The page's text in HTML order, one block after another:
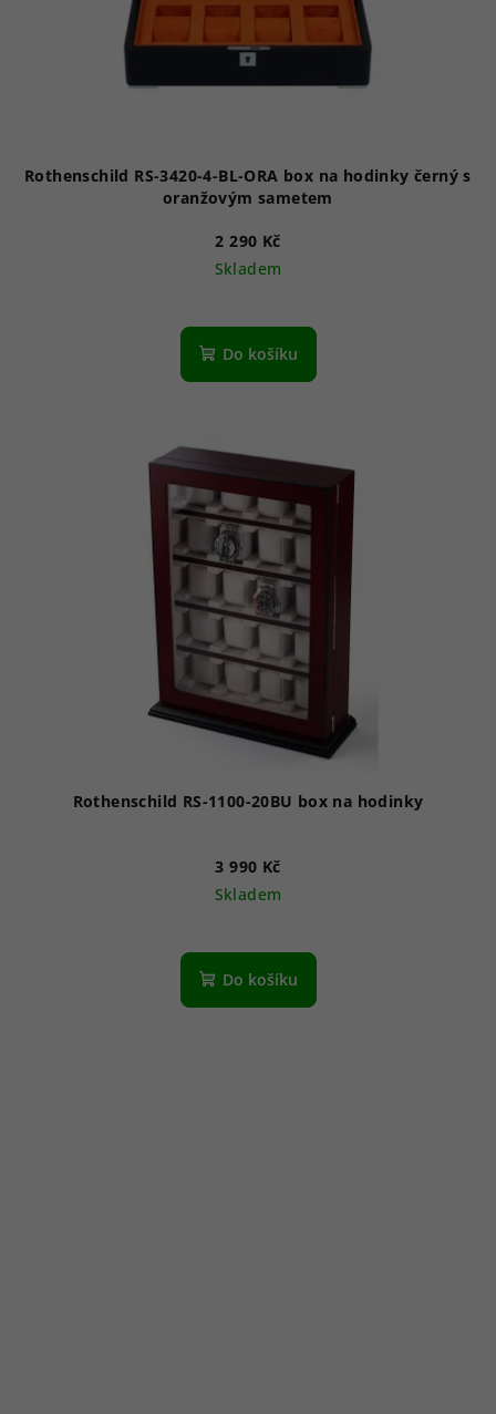
Rothenschild RS-3420-4-BL-ORA box na hodinky černý s
oranžovým sametem
2 290 Kč
Skladem
Do košíku
Rothenschild RS-1100-20BU box na hodinky
3 990 Kč
Skladem
Do košíku